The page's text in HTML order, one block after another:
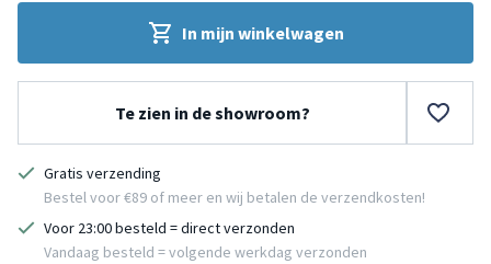
In mijn winkelwagen
Te zien in de showroom?
Gratis verzending
Bestel voor €89 of meer en wij betalen de verzendkosten!
Voor 23:00 besteld = direct verzonden
Vandaag besteld = volgende werkdag verzonden